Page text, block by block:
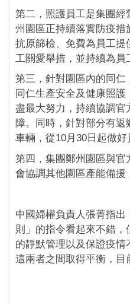
第二，照護員工是集團
州園區正持續落實防疫
抗原篩檢、免費為員工
工關愛舉措，並持續為
第三，針對園區內的同
同仁生產安全及健康照
盡最大努力，持續協調
障。同時，針對部分有
車輛，從10月30日起做好
第四，集團鄭州園區與
會協調其他園區產能備援
中國婦權負責人張菁指
則」的指令看起來不錯
的靜默管理以及保證疫
這兩者之間取得平衡，